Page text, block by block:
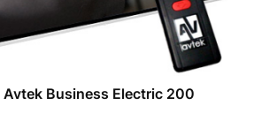
Business Electric 200